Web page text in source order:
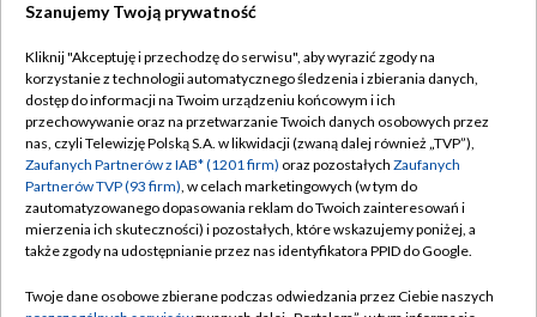
TVP
Abonament TVP
Emisja w TVP
Centrum informacji TVP
Naziemna Telewizja Cyfrowa
Regulamin TVP
Polityka prywatności
Moje zgody
Pomoc
Szanujemy Twoją prywatność
Kliknij "Akceptuję i przechodzę do serwisu", aby wyrazić zgody na
korzystanie z technologii automatycznego śledzenia i zbierania danych,
dostęp do informacji na Twoim urządzeniu końcowym i ich
przechowywanie oraz na przetwarzanie Twoich danych osobowych przez
nas, czyli Telewizję Polską S.A. w likwidacji (zwaną dalej również „TVP”),
Zaufanych Partnerów z IAB* (1201 firm) oraz pozostałych Zaufanych
Partnerów TVP (93 firm), w celach marketingowych (w tym do
zautomatyzowanego dopasowania reklam do Twoich zainteresowań i
mierzenia ich skuteczności) i pozostałych, które wskazujemy poniżej, a
także zgody na udostępnianie przez nas identyfikatora PPID do Google.
Twoje dane osobowe zbierane podczas odwiedzania przez Ciebie naszych